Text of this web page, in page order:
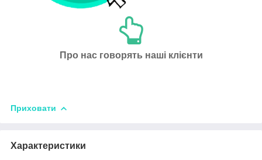
Про нас говорять наші клієнти
Приховати
Характеристики